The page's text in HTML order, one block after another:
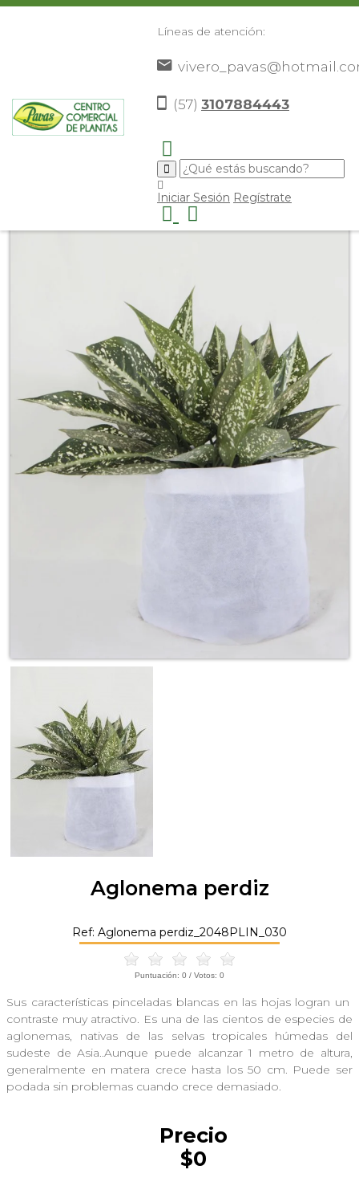
Líneas de atención:
(57) 3107884443
Iniciar Sesión Regístrate
Plantas> Plantas De Interior>
Aglonema perdiz
Ref: Aglonema perdiz_2048PLIN_030
Puntuación: 0 / Votos: 0
Sus características pinceladas blancas en las hojas logran un
contraste muy atractivo. Es una de las cientos de especies de
aglonemas, nativas de las selvas tropicales húmedas del
sudeste de Asia..Aunque puede alcanzar 1 metro de altura,
generalmente en matera crece hasta los 50 cm. Puede ser
podada sin problemas cuando crece demasiado.
Precio
$0